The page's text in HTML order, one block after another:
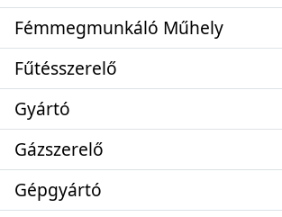
Fémmegmunkáló Műhely
Fűtésszerelő
Gyártó
Gázszerelő
Gépgyártó